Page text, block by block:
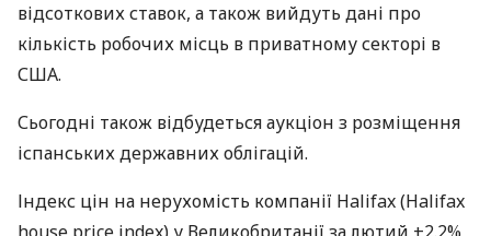
відсоткових ставок, а також вийдуть дані про
кількість робочих місць в приватному секторі в
США.
Сьогодні також відбудеться аукціон з розміщення
іспанських державних облігацій.
Індекс цін на нерухомість компанії Halifax (Halifax